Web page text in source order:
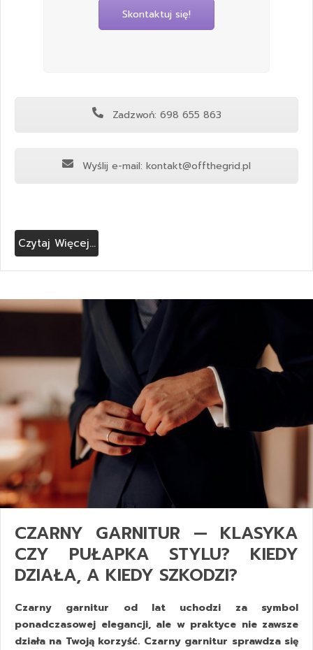
Skontaktuj się!
Zadzwoń: 698 655 863
Wyślij e-mail: kontakt@offthegrid.pl
Czytaj Więcej...
CZARNY GARNITUR — KLASYKA
CZY PUŁAPKA STYLU? KIEDY
DZIAŁA, A KIEDY SZKODZI?
Czarny garnitur od lat uchodzi za symbol
ponadczasowej elegancji, ale w praktyce nie zawsze
działa na Twoją korzyść. Czarny garnitur sprawdza się